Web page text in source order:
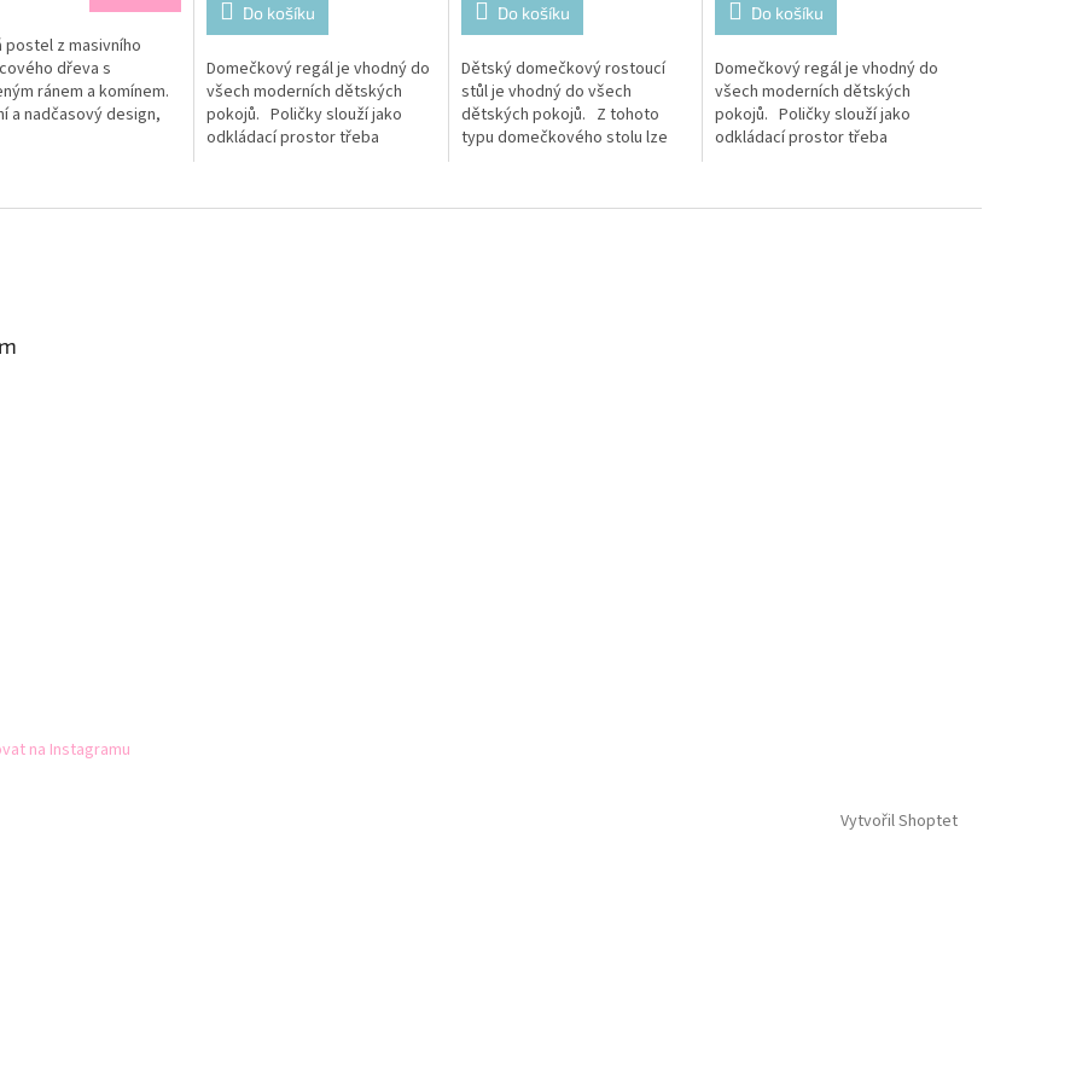
postel z masivního
dřeva s
ránem a komínem.
a nadčasový design,
Do košíku
Domečkový regál je vhodný do
všech moderních dětských
pokojů. Poličky slouží jako
odkládací prostor třeba
Do košíku
Dětský domečkový rostoucí
stůl je vhodný do všech
dětských pokojů. Z tohoto
typu domečkového stolu lze
Do košíku
Domečkový regál je vhodný do
všech moderních dětských
pokojů. Poličky slouží jako
odkládací prostor třeba
na Instagramu
Vytvořil Shoptet